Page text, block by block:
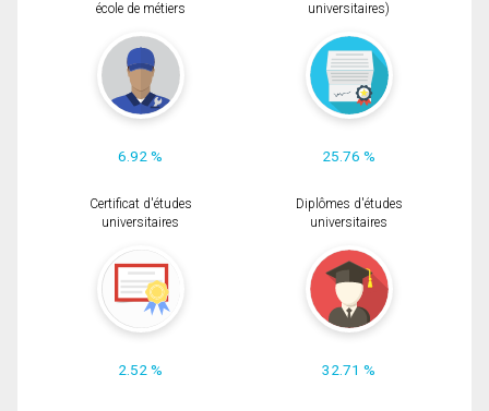
école de métiers
6.92 %
universitaires)
25.76 %
Certificat d'études
universitaires
2.52 %
Diplômes d'études
universitaires
32.71 %